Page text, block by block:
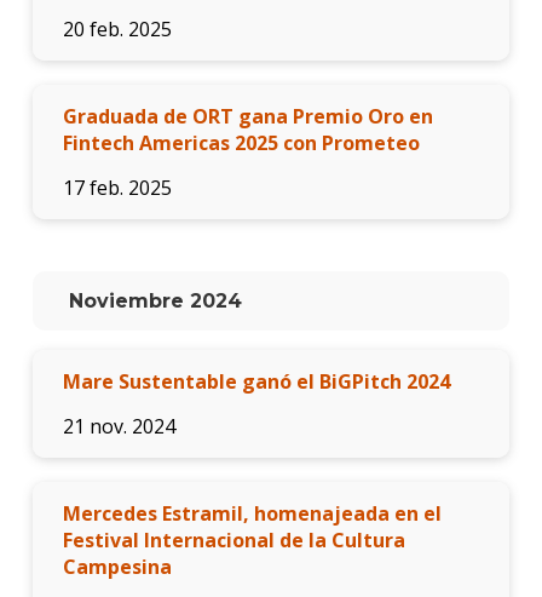
20 feb. 2025
Graduada de ORT gana Premio Oro en
Fintech Americas 2025 con Prometeo
17 feb. 2025
Noviembre 2024
Mare Sustentable ganó el BiGPitch 2024
21 nov. 2024
Mercedes Estramil, homenajeada en el
Festival Internacional de la Cultura
Campesina